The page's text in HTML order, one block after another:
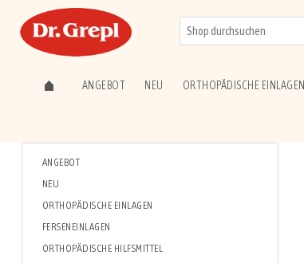
ANGEBOT NEU ORTHOPÄDISCHE EINLAGEN
ANGEBOT
NEU
ORTHOPÄDISCHE EINLAGEN
FERSENEINLAGEN
ORTHOPÄDISCHE HILFSMITTEL